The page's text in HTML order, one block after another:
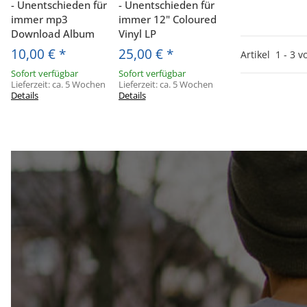
Artikel 1 - 3
- Unentschieden für
immer mp3
Download Album
10,00 € *
Sofort verfügbar
Lieferzeit:ca. 5 Wochen
Details
- Unentschieden für
immer 12" Coloured
Vinyl LP
25,00 € *
Sofort verfügbar
Lieferzeit:ca. 5 Wochen
Details